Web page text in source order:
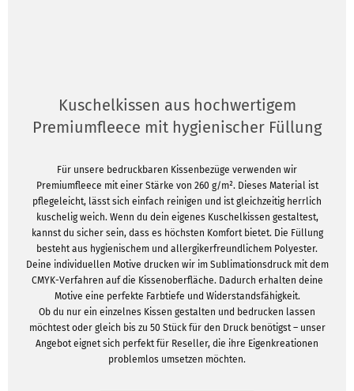
Kuschelkissen aus hochwertigem
Premiumfleece mit hygienischer Füllung
Für unsere bedruckbaren Kissenbezüge verwenden wir
Premiumfleece mit einer Stärke von 260 g/m². Dieses Material ist
pflegeleicht, lässt sich einfach reinigen und ist gleichzeitig herrlich
kuschelig weich. Wenn du dein eigenes Kuschelkissen gestaltest,
kannst du sicher sein, dass es höchsten Komfort bietet. Die Füllung
besteht aus hygienischem und allergikerfreundlichem Polyester.
Deine individuellen Motive drucken wir im Sublimationsdruck mit dem
CMYK-Verfahren auf die Kissenoberfläche. Dadurch erhalten deine
Motive eine perfekte Farbtiefe und Widerstandsfähigkeit.
Ob du nur ein einzelnes Kissen gestalten und bedrucken lassen
möchtest oder gleich bis zu 50 Stück für den Druck benötigst – unser
Angebot eignet sich perfekt für Reseller, die ihre Eigenkreationen
problemlos umsetzen möchten.